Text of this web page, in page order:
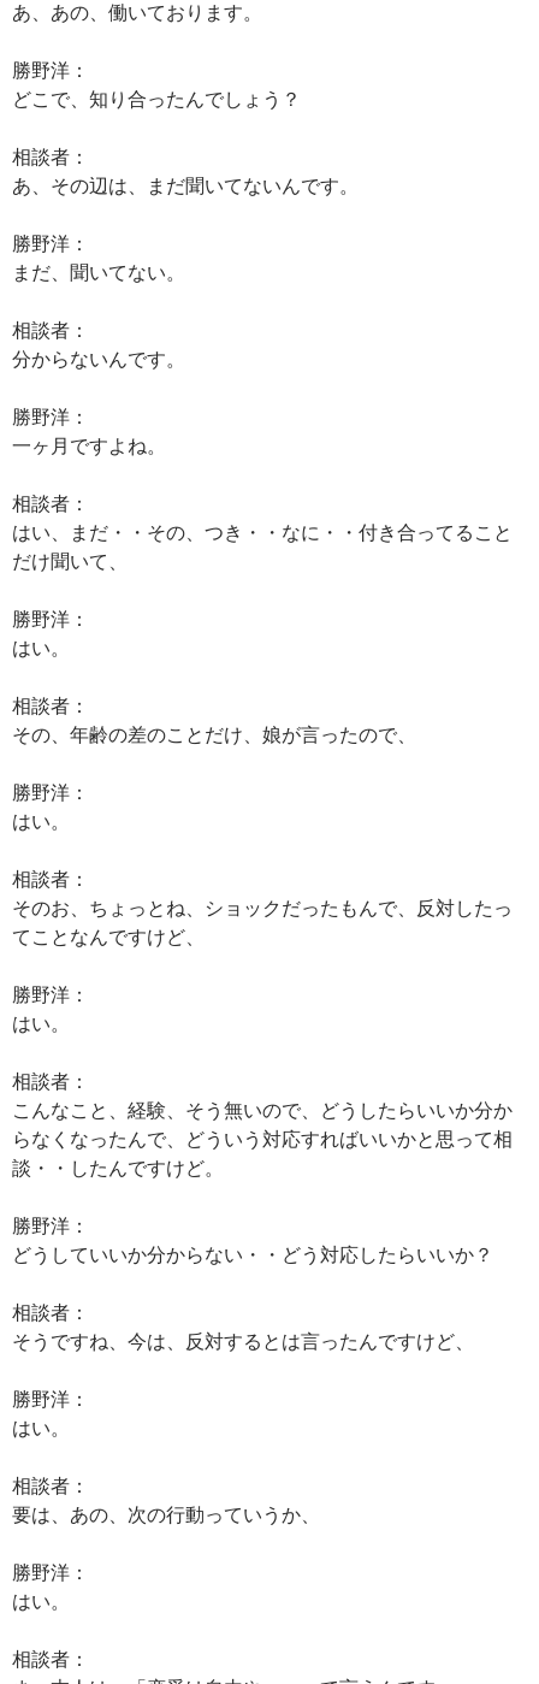
あ、あの、働いております。
勝野洋：
どこで、知り合ったんでしょう？
相談者：
あ、その辺は、まだ聞いてないんです。
勝野洋：
まだ、聞いてない。
相談者：
分からないんです。
勝野洋：
一ヶ月ですよね。
相談者：
はい、まだ・・その、つき・・なに・・付き合ってること
だけ聞いて、
勝野洋：
はい。
相談者：
その、年齢の差のことだけ、娘が言ったので、
勝野洋：
はい。
相談者：
そのお、ちょっとね、ショックだったもんで、反対したっ
てことなんですけど、
勝野洋：
はい。
相談者：
こんなこと、経験、そう無いので、どうしたらいいか分か
らなくなったんで、どういう対応すればいいかと思って相
談・・したんですけど。
勝野洋：
どうしていいか分からない・・どう対応したらいいか？
相談者：
そうですね、今は、反対するとは言ったんですけど、
勝野洋：
はい。
相談者：
要は、あの、次の行動っていうか、
勝野洋：
はい。
相談者：